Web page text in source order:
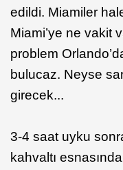
edildi. Miamiler
Miami’ye ne vakit
problem
bulucaz. Neyse
girecek...
3-4 saat uyku
kahvaltı